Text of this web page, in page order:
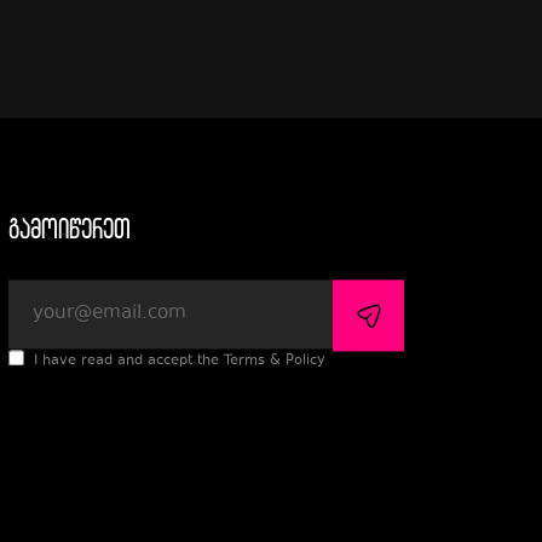
გამოიწერეთ
I have read and accept the Terms & Policy